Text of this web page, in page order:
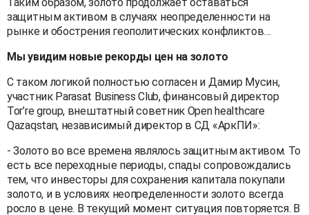
защитным активом в случаях неопределенности на
рынке и обострения геополитических конфликтов…
Мы увидим новые рекорды цен на золото
С таком логикой полностью согласен и Дамир Мусин,
участник Parasat Business Club, финансовый директор
Tor’re group, внештатный советник Open healthcare
Qazaqstan, независимый директор в СД «АркПИ»:
- Золото во все времена являлось защитным активом. То
есть все переходные периоды, спады сопровождались
тем, что инвесторы для сохранения капитала покупали
золото, и в условиях неопределенности золото всегда
росло в цене. В текущий момент ситуация повторяется. В